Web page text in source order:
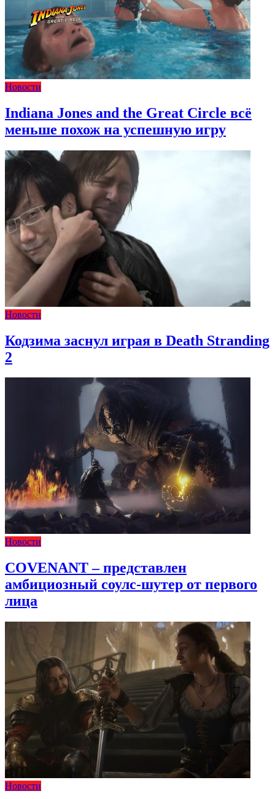
Новости
Indiana Jones and the Great Circle всё
меньше похож на успешную игру
Новости
Кодзима заснул играя в Death Stranding
2
Новости
COVENANT – представлен
амбициозный соулс-шутер от первого
лица
Новости